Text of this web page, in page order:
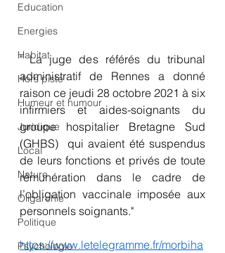
Education
Energies
Habitat
Hors piste
Humeur et humour
Juridique
Local
Nature
Oligarchie
Politique
Psychologie
" La juge des référés du tribunal
administratif de Rennes a donné
raison ce jeudi 28 octobre 2021 à six
infirmiers et aides-soignants du
groupe hospitalier Bretagne Sud
(GHBS)  qui avaient été suspendus
de leurs fonctions et privés de toute
rémunération dans le cadre de
l’obligation vaccinale imposée aux
personnels soignants."
https://www.letelegramme.fr/morbiha